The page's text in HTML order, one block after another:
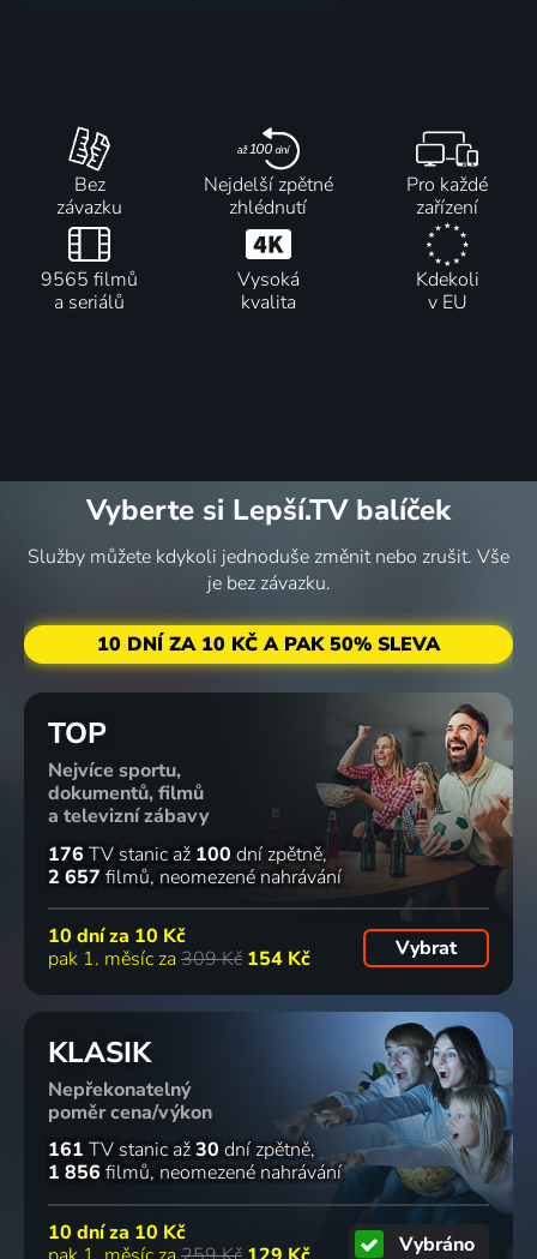
Bez
závazku
Nejdelší zpětné
zhlédnutí
Pro každé
zařízení
9565 filmů
a seriálů
Vysoká
kvalita
Kdekoli
v EU
Vyberte si Lepší.TV balíček
Služby můžete kdykoli jednoduše změnit nebo zrušit. Vše
je bez závazku.
10 DNÍ ZA 10 KČ A PAK 50% SLEVA
TOP
Nejvíce sportu,
dokumentů, filmů
a televizní zábavy
176 TV stanic až 100 dní zpětně
2 657 filmů neomezené nahrávání
10 dní za 10 Kč
pak 1. měsíc za 309 Kč 154 Kč Vybrat
KLASIK
Nepřekonatelný
poměr cena/výkon
161 TV stanic až30 dní zpětně
1 856 filmů neomezené nahrávání
10 dní za 10 Kč
Vybráno